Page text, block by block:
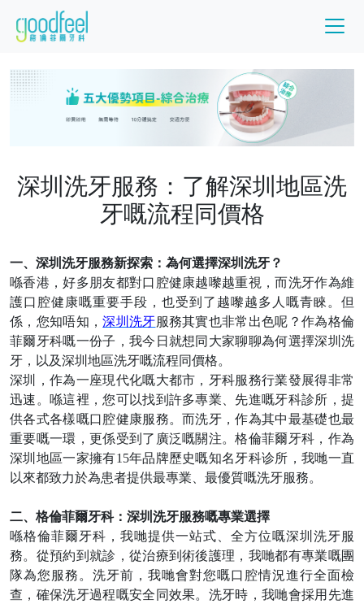
深圳洗牙服務：了解深圳地區洗
牙嘅流程同價格
一、深圳洗牙服務新探索：為何選擇深圳洗牙？
喺香港，好多朋友都對口腔健康越嚟越重視，而洗牙作為維
護口腔健康嘅重要手段，也受到了越嚟越多人嘅青睞。但
係，您知唔知，深圳洗牙服務其實也非常出色呢？作為格倫
菲爾牙科嘅一份子，我今日就想同大家聊聊為何選擇深圳洗
牙，以及深圳地區洗牙嘅流程同價格。
深圳，作為一座現代化嘅大都市，牙科服務行業發展得非常
迅速。喺這裡，您可以找到許多專業、先進嘅牙科診所，提
供各式各樣嘅口腔健康服務。而洗牙，作為其中最基礎也最
重要嘅一環，更係受到了廣泛嘅關注。格倫菲爾牙科，作為
深圳地區一家擁有15年品牌歷史嘅知名牙科诊所，我哋一直
以來都致力於為患者提供最專業、最優質嘅洗牙服務。
二、格倫菲爾牙科：深圳洗牙服務嘅專業選擇
喺格倫菲爾牙科， 我哋提供一站式、全方位嘅深圳洗牙服
務。從預約到就診，從治療到術後護理， 我哋都有專業嘅團
隊為您服務。洗牙前， 我哋會對您嘅口腔情況進行全面檢
查，確保洗牙過程嘅安全同效果。洗牙時，我哋會採用先進